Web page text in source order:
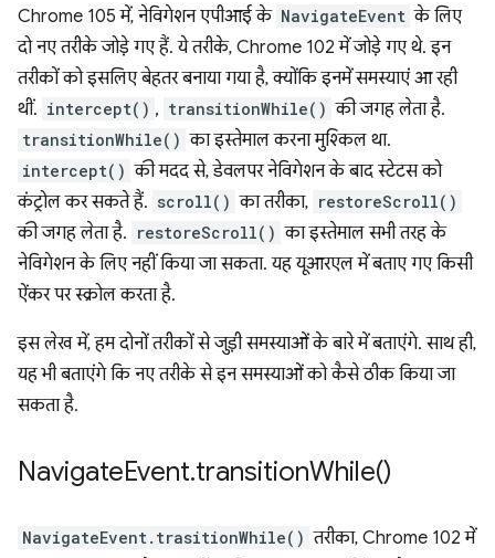
Chrome 105 में, नेविगेशन एपीआई के NavigateEvent के लिए
दो नए तरीके जोड़े गए हैं. ये तरीके, Chrome 102 में जोड़े गए थे. इन
तरीकों को इसलिए बेहतर बनाया गया है, क्योंकि इनमें समस्याएं आ रही
थीं. intercept() , transitionWhile() की जगह लेता है.
transitionWhile() का इस्तेमाल करना मुश्किल था.
intercept() की मदद से, डेवलपर नेविगेशन के बाद स्टेटस को
कंट्रोल कर सकते हैं. scroll() का तरीका, restoreScroll()
की जगह लेता है. restoreScroll() का इस्तेमाल सभी तरह के
नेविगेशन के लिए नहीं किया जा सकता. यह यूआरएल में बताए गए किसी
ऐंकर पर स्क्रोल करता है.
इस लेख में, हम दोनों तरीकों से जुड़ी समस्याओं के बारे में बताएंगे. साथ ही,
यह भी बताएंगे कि नए तरीके से इन समस्याओं को कैसे ठीक किया जा
सकता है.
NavigateEvent.transitionWhile()
NavigateEvent.trasitionWhile() तरीका, Chrome 102 में